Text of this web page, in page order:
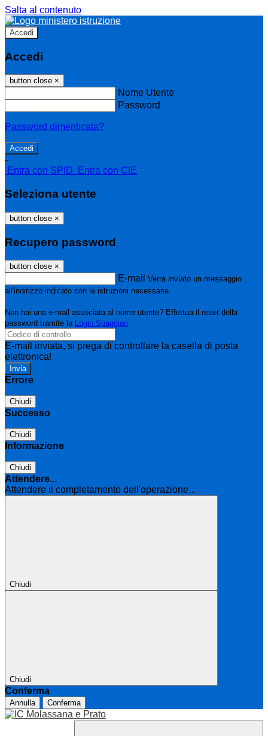
Salta al contenuto
Accedi
Accedi
button close ×
Nome Utente
Password
Password dimenticata?
-
Entra con SPID
Entra con CIE
Seleziona utente
button close ×
Recupero password
button close ×
E-mail Verrà inviato un messaggio
all'indirizzo indicato con le istruzioni necessarie.
Non hai una e-mail associata al nome utente? Effettua il reset della
password tramite la Login Spaggiari
E-mail inviata, si prega di controllare la casella di posta
elettronica!
Errore
Chiudi
Successo
Chiudi
Informazione
Chiudi
Attendere...
Attendere il completamento dell'operazione...
Chiudi
Chiudi
Conferma
Annulla Conferma